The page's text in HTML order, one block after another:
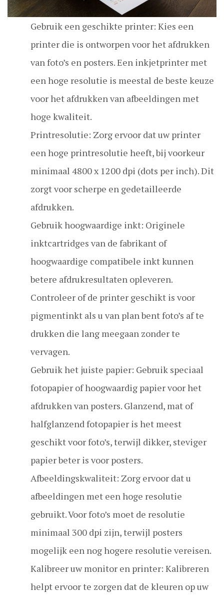
Gebruik een geschikte printer: Kies een
printer die is ontworpen voor het afdrukken
van foto’s en posters. Een inkjetprinter met
een hoge resolutie is meestal de beste keuze
voor het afdrukken van afbeeldingen met
hoge kwaliteit.
Printresolutie: Zorg ervoor dat uw printer
een hoge printresolutie heeft, bij voorkeur
minimaal 4800 x 1200 dpi (dots per inch). Dit
zorgt voor scherpe en gedetailleerde
afdrukken.
Gebruik hoogwaardige inkt: Originele
inktcartridges van de fabrikant of
hoogwaardige compatibele inkt kunnen
betere afdrukresultaten opleveren.
Controleer of de printer geschikt is voor
pigmentinkt als u van plan bent foto’s af te
drukken die lang meegaan zonder te
vervagen.
Gebruik het juiste papier: Gebruik speciaal
fotopapier of hoogwaardig papier voor het
afdrukken van posters. Glanzend, mat of
halfglanzend fotopapier is het meest
geschikt voor foto’s, terwijl dikker, steviger
papier beter is voor posters.
Afbeeldingskwaliteit: Zorg ervoor dat u
afbeeldingen met een hoge resolutie
gebruikt. Voor foto’s moet de resolutie
minimaal 300 dpi zijn, terwijl posters
mogelijk een nog hogere resolutie vereisen.
Kalibreer uw monitor en printer: Kalibreren
helpt ervoor te zorgen dat de kleuren op uw